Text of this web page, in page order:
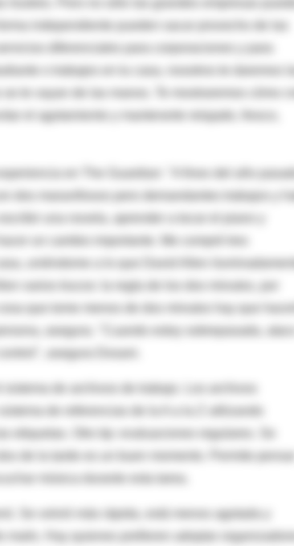
independiente pueden sacar provecho de las
o trabajes en tu casa, nosotros te daremos
te vayan de las manos. Te mostraremos cómo
el agotamiento y mantenerte relajado, fresco,
en The Guardian: "A fines del año
dos maravillosos pero demandantes trabajos y
una novela, aprender a tocar el piano y
un cambio importante. Me compré tres
uniéndome a lo que David Allen
varios trucos: la regla de los dos minutos, por
que tome menos de dos minutos hay que
asegura. "Cuando estoy sobrepasada,
asegura Dosani.
etiquetas. Otro tip: evaluaciones regulares. Se
de la tarde es un buen momento. Permite
música durante esta tarea.
Se volvió más rápida, está menos agotada y
mails. Hay quienes prefieren adoptar